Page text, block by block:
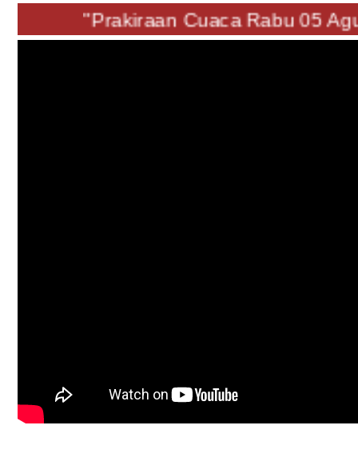
"Prakiraan Cuaca Rabu 05